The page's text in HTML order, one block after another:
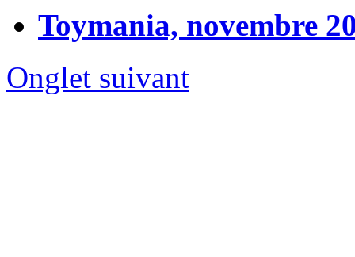
Toymania, novembre
Onglet suivant